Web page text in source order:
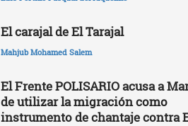
El carajal de El Tarajal
Mahjub Mohamed Salem
El Frente POLISARIO acusa a
de utilizar la migración como
instrumento de chantaje contra